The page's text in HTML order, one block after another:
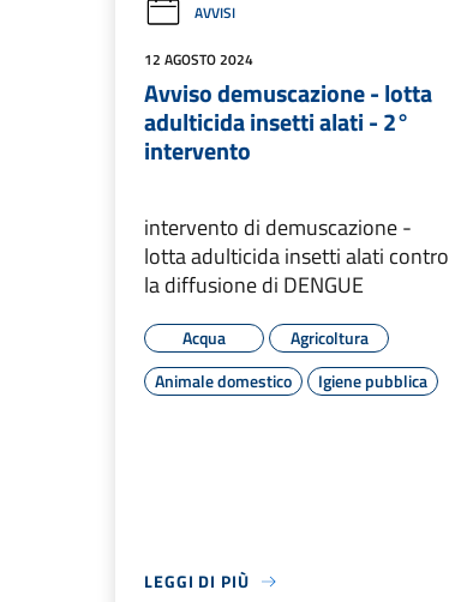
AVVISI
12 AGOSTO 2024
Avviso demuscazione - lotta
adulticida insetti alati - 2°
intervento
intervento di demuscazione -
lotta adulticida insetti alati contro
la diffusione di DENGUE
Acqua
Agricoltura
Animale domestico
Igiene pubblica
LEGGI DI PIÙ